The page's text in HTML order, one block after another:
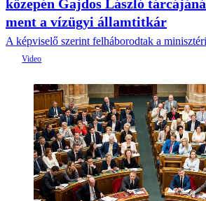
közepén Gajdos László
ment a vízügyi államtitkár
A képviselő szerint felháborodtak a